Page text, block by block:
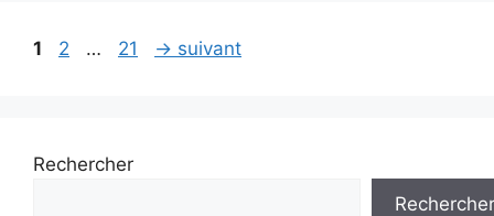
Page
1 Page
2 … Page
21 → suivant
Rechercher
Rechercher